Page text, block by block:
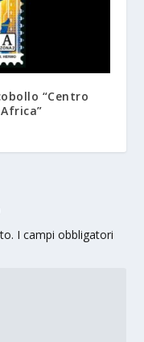
“Centro
I campi obbligatori